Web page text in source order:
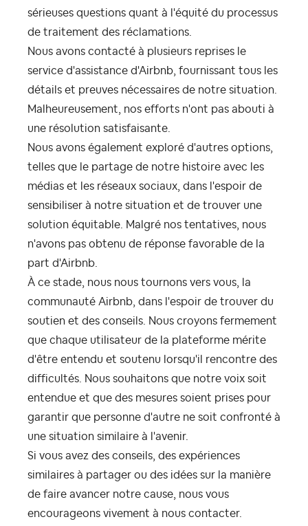
sérieuses questions quant à l'équité du processus
de traitement des réclamations.
Nous avons contacté à plusieurs reprises le
service d'assistance d'Airbnb, fournissant tous les
détails et preuves nécessaires de notre situation.
Malheureusement, nos efforts n'ont pas abouti à
une résolution satisfaisante.
Nous avons également exploré d'autres options,
telles que le partage de notre histoire avec les
médias et les réseaux sociaux, dans l'espoir de
sensibiliser à notre situation et de trouver une
solution équitable. Malgré nos tentatives, nous
n'avons pas obtenu de réponse favorable de la
part d'Airbnb.
À ce stade, nous nous tournons vers vous, la
communauté Airbnb, dans l'espoir de trouver du
soutien et des conseils. Nous croyons fermement
que chaque utilisateur de la plateforme mérite
d'être entendu et soutenu lorsqu'il rencontre des
difficultés. Nous souhaitons que notre voix soit
entendue et que des mesures soient prises pour
garantir que personne d'autre ne soit confronté à
une situation similaire à l'avenir.
Si vous avez des conseils, des expériences
similaires à partager ou des idées sur la manière
de faire avancer notre cause, nous vous
encourageons vivement à nous contacter.